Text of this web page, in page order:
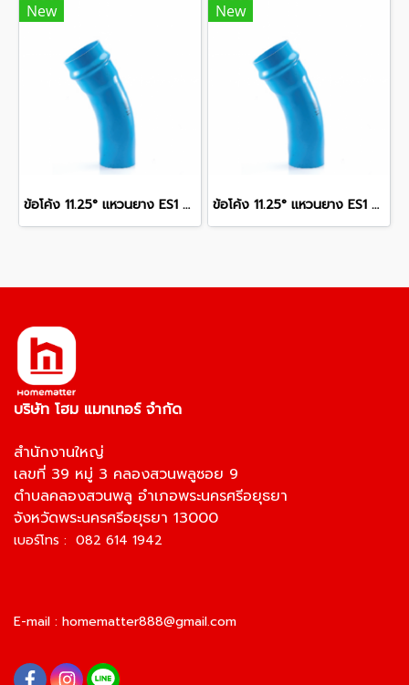
New
ข้อโค้ง 11.25° แหวนยาง ES1 SCG ขนาด 400 มม. (16 นิ้ว ) ชั้น 13.5
New
ข้อโค้ง 11.25° แหวนยาง ES1 SCG ขนาด 350 มม. (14 นิ้ว ) ชั้น 13.5
บริษัท โฮม แมทเทอร์ จำกัด
สำนักงานใหญ่
เลขที่ 39 หมู่ 3 คลองสวนพลูซอย 9
ตำบลคลองสวนพลู อำเภอพระนครศรีอยุธยา
จังหวัดพระนครศรีอยุธยา 13000
เบอร์โทร : 082 614 1942
E-mail : homematter888@gmail.com